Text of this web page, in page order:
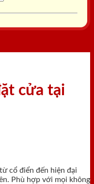
cửa tại
cổ điển đến hiện đại
Phù hợp với mọi không